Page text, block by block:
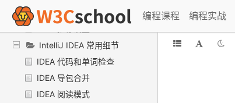
编程课程 编程实战
IntelliJ IDEA 推荐设置
IntelliJ IDEA 常用细节
IDEA 代码和单词检查
IDEA 导包合并
IDEA 阅读模式